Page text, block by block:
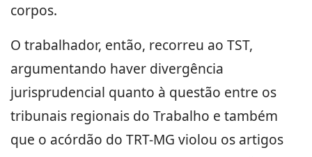
corpos.
O trabalhador, então, recorreu ao TST,
argumentando haver divergência
jurisprudencial quanto à questão entre os
tribunais regionais do Trabalho e também
que o acórdão do TRT-MG violou os artigos